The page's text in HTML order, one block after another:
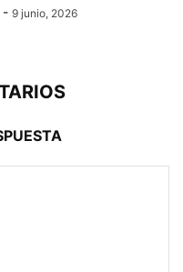
- 9 junio, 2026